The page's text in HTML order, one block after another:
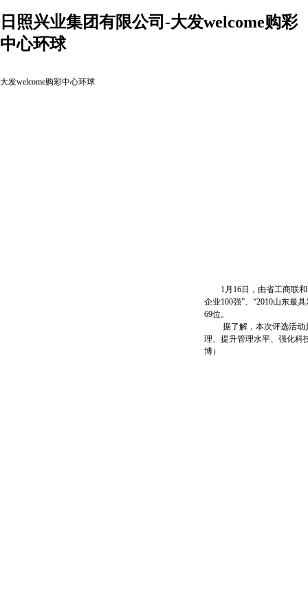
日照兴业集团有限公司-大发welcome购彩
中心环球
大发welcome购彩中心环球
1月16日，由省工商联和
企业100强”、“2010山东最
69位。
据了解，本次评选活动是
理、提升管理水平、强化
博）